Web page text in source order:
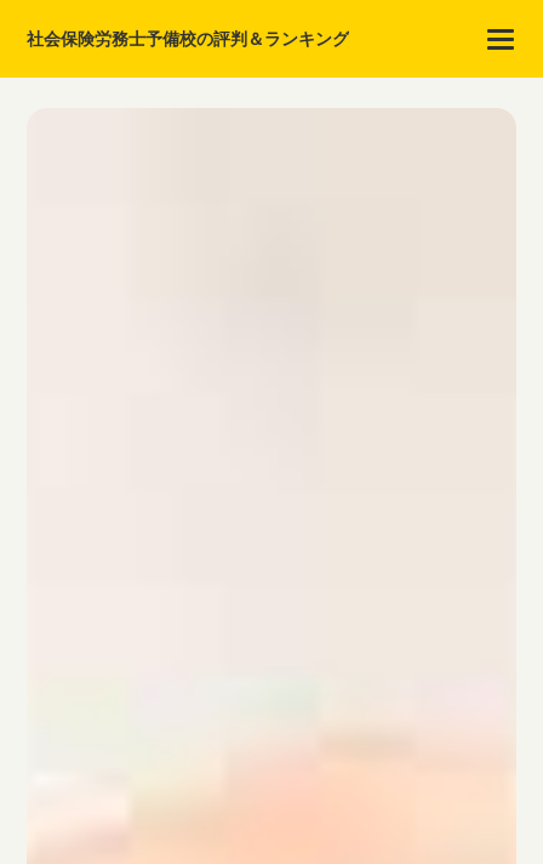
社会保険労務士予備校の評判＆ランキング